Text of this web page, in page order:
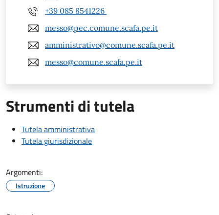
+39 085 8541226
messo@pec.comune.scafa.pe.it
amministrativo@comune.scafa.pe.it
messo@comune.scafa.pe.it
Strumenti di tutela
Tutela amministrativa
Tutela giurisdizionale
Argomenti:
Istruzione